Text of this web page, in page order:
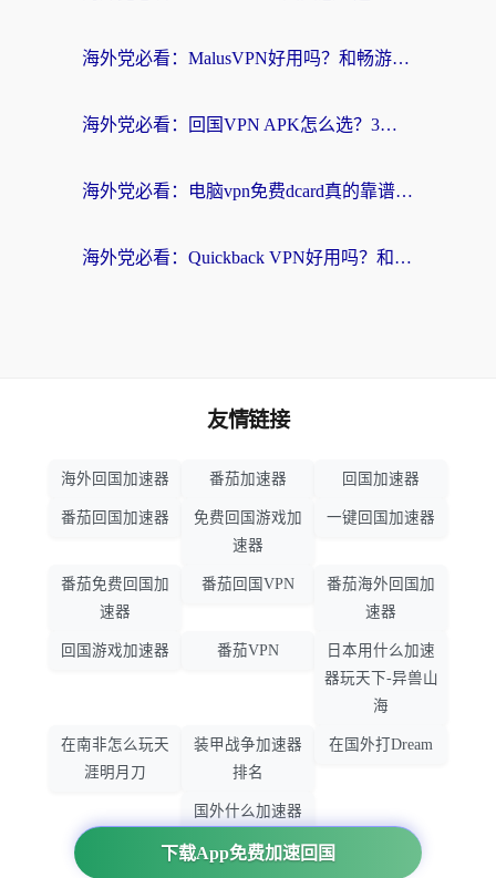
海外党必看：MalusVPN好用吗？和畅游VPN对比哪个回国效果更好？附穿梭飞鱼神龟真实体验
海外党必看：回国VPN APK怎么选？3步教你无缝刷国内剧玩国服
海外党必看：电脑vpn免费dcard真的靠谱吗？教你选对回国加速器无缝访问国内资源
海外党必看：Quickback VPN好用吗？和小黑牛VPN对比哪个回国效果更好？附真实体验+避坑指南
下载App免费加速回国
友情链接
海外回国加速器 番茄加速器 回国加速器
番茄回国加速器
免费回国游戏加
速器
一键回国加速器
番茄免费回国加
速器
番茄回国VPN
番茄海外回国加
速器
回国游戏加速器 番茄VPN
日本用什么加速
器玩天下-异兽山
海
在南非怎么玩天
涯明月刀
装甲战争加速器
排名
在国外打Dream
国外什么加速器
玩暗黑破坏神